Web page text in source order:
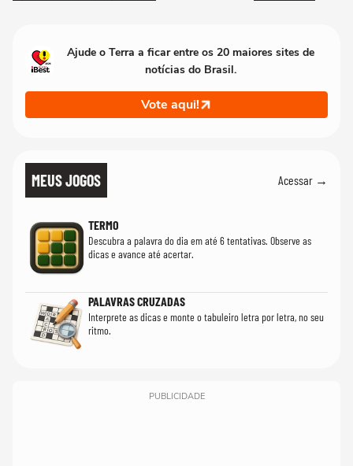
Ajude o Terra a ficar entre os 20 maiores sites de
notícias do Brasil.
Vote aqui!
MEUS JOGOS Acessar →
TERMO
Descubra a palavra do dia em até 6 tentativas. Observe as
dicas e avance até acertar.
PALAVRAS CRUZADAS
Interprete as dicas e monte o tabuleiro letra por letra, no seu
ritmo.
PUBLICIDADE